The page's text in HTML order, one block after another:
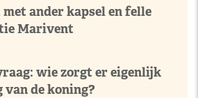
ander kapsel en felle
Marivent
wie zorgt er eigenlijk
de koning?